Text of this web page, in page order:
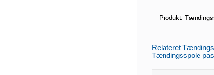
Produkt:
Relateret
Tændingsspole